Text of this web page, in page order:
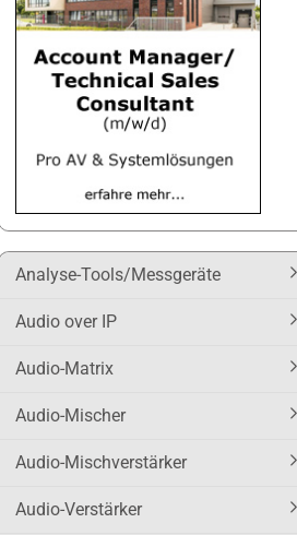
Analyse-Tools/Messgeräte
Audio over IP
Audio-Matrix
Audio-Mischer
Audio-Mischverstärker
Audio-Verstärker